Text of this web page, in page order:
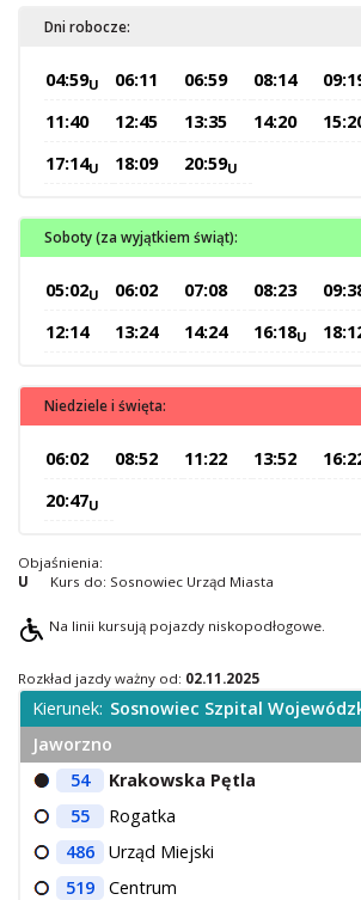
Inne
Centrum Obsługi Klienta
Multimedia
Uwagi i wnioski
Dni robocze:
04:59U 06:11 06:59 08:14
11:40 12:45 13:35 14:20
17:14U 18:09 20:59U
Soboty (za wyjątkiem świąt):
05:02U 06:02 07:08 08:23
12:14 13:24 14:24 16:18U
Niedziele i święta:
06:02 08:52 11:22 13:52
20:47U
Objaśnienia:
U
Kurs do: Sosnowiec Urząd Miasta
Na linii kursują pojazdy niskopodłogowe.
Rozkład jazdy ważny od: 02.11.2025
Kierunek: Sosnowiec Szpital
Jaworzno
54
Krakowska Pętla
55
Rogatka
486
Urząd Miejski
519
Centrum